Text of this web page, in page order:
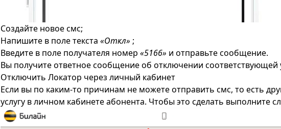
Создайте новое смс;
Напишите в поле текста «Откл» ;
Введите в поле получателя номер «5166» и отправьте сообщение.
Вы получите ответное сообщение об отключении соответствующей
Отключить Локатор через личный кабинет
Если вы по каким-то причинам не можете отправить смс, то есть
услугу в личном кабинете абонента. Чтобы это сделать выполните